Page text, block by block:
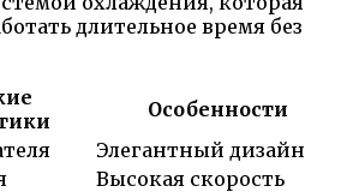
длительное время без
Особенности
Элегантный дизайн
Высокая скорость